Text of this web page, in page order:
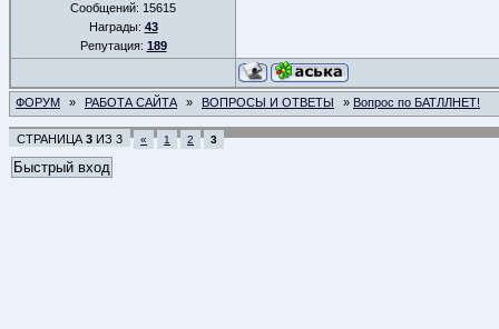
Сообщений: 15615
Награды: 43
Репутация: 189
ФОРУМ » РАБОТА САЙТА » ВОПРОСЫ И ОТВЕТЫ » Вопрос по БАТЛЛНЕТ!
СТРАНИЦА 3 ИЗ 3 « 1 2 3